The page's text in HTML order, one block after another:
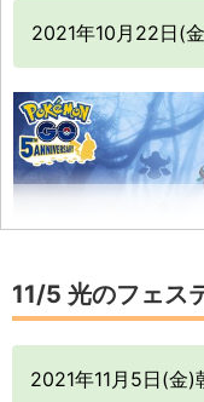
ゴースト
12:00
エスパータイプ
ガラル地方で最初
登場！
「フーパ」のリ
パ」についても
ハロウィン パ
2021年10月22日(
ウィロー博士は、
11/5 光のフェス
2021年11月5日(金)